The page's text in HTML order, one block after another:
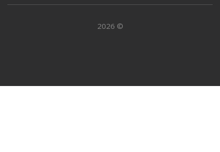
2026 ©